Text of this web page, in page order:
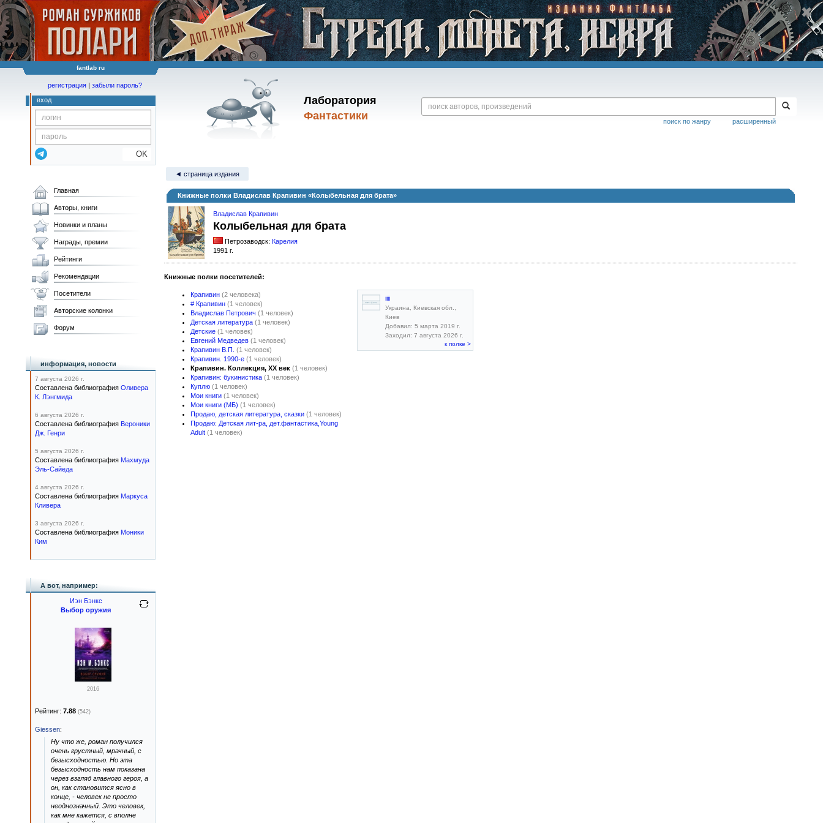
fantlab ru
Лаборатория
Фантастики
расширенный
поиск по жанру
регистрация | забыли пароль?
вход
OK
◄ страница издания
Книжные полки Владислав Крапивин «Колыбельная для брата»
Владислав Крапивин
Колыбельная для брата
Петрозаводск: Карелия
1991 г.
Книжные полки посетителей:
Крапивин (2 человека)
# Крапивин (1 человек)
Владислав Петрович (1 человек)
Детская литература (1 человек)
Детские (1 человек)
Евгений Медведев (1 человек)
Крапивин В.П. (1 человек)
Крапивин. 1990-е (1 человек)
Крапивин. Коллекция, XX век (1 человек)
Крапивин: букинистика (1 человек)
Куплю (1 человек)
Мои книги (1 человек)
Мои книги (МБ) (1 человек)
Продаю, детская литература, сказки (1 человек)
Продаю: Детская лит-ра, дет.фантастика,Young
Adult (1 человек)
iiii
Украина, Киевская обл.,
Киев
Добавил: 5 марта 2019 г.
Заходил: 7 августа 2026 г.
к полке >
Главная
Авторы, книги
Новинки и планы
Награды, премии
Рейтинги
Рекомендации
Посетители
Авторские колонки
Форум
информация, новости
7 августа 2026 г.
Составлена библиография Оливера
К. Лэнгмида
6 августа 2026 г.
Составлена библиография Вероники
Дж. Генри
5 августа 2026 г.
Составлена библиография Махмуда
Эль-Сайеда
4 августа 2026 г.
Составлена библиография Маркуса
Кливера
3 августа 2026 г.
Составлена библиография Моники
Ким
А вот, например:
Иэн Бэнкс
Выбор оружия
2016
Рейтинг: 7.88 (542)
Giessen:
Ну что же, роман получился
очень грустный, мрачный, с
безысходностью. Но эта
безысходность нам показана
через взгляд главного героя, а
он, как становится ясно в
конце, - человек не просто
неоднозначный. Это человек,
как мне кажется, с вполне